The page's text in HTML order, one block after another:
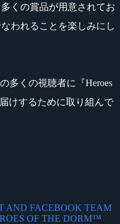
くの賞品が用意されてお
われることを楽しみにし
多くの視聴者に『Heroes
けするために取り組んで
AND FACEBOOK TEAM
OF THE DORM™